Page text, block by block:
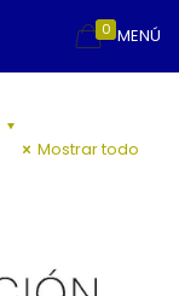
MENÚ
0
Mostrar todo